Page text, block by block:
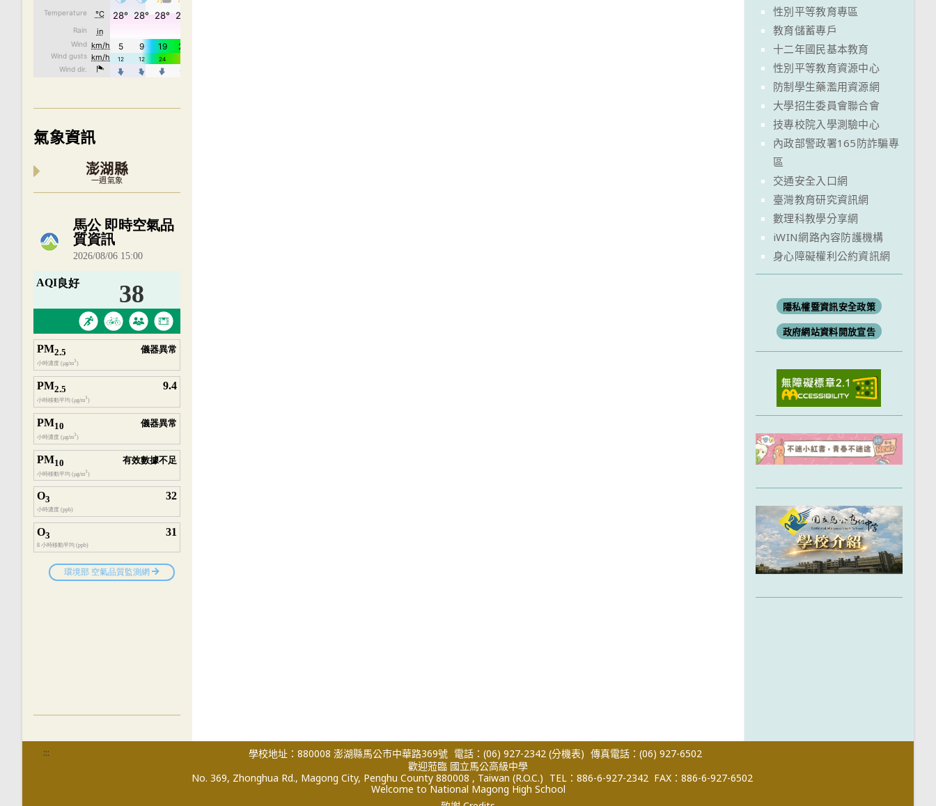
氣象資訊
澎湖縣
一週氣象
內嵌空氣品質小工具為視覺預覽，完整即時空氣品質資料請開啟
性別平等教育專區
教育儲蓄專戶
十二年國民基本教育
性別平等教育資源中心
防制學生藥濫用資源網
大學招生委員會聯合會
技專校院入學測驗中心
內政部警政署165防詐騙專
區
交通安全入口網
臺灣教育研究資訊網
數理科教學分享網
iWIN網路內容防護機構
身心障礙權利公約資訊網
隱私權暨資訊安全政策
政府網站資料開放宣告
::: 學校地址：880008 澎湖縣馬公市中華路369號 電話：(06) 927-2342 (分機表) 傳真電話：(06) 927-6502
歡迎蒞臨 國立馬公高級中學
No. 369, Zhonghua Rd., Magong City, Penghu County 880008 , Taiwan (R.O.C.) TEL：886-6-927-2342 FAX：886-6-927-6502
Welcome to National Magong High School